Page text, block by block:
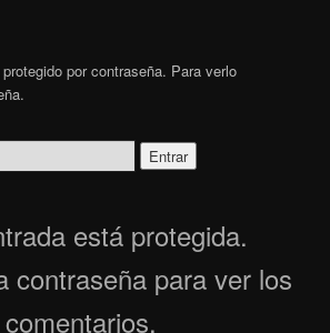
por contraseña. Para verlo
está protegida.
contraseña para ver los
comentarios.